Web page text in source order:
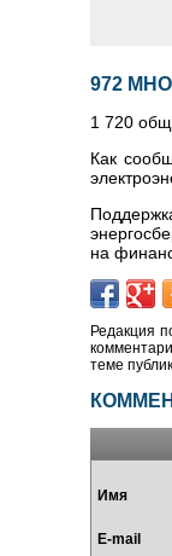
972
1 720
Как
на
Редакция
теме
Имя
E-mail